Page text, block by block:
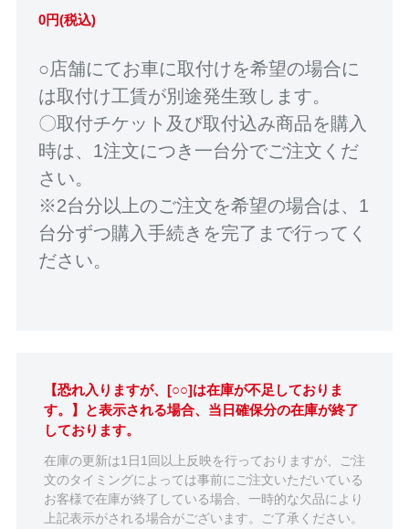
0円(税込)
○店舗にてお車に取付けを希望の場合に
は取付け工賃が別途発生致します。
〇取付チケット及び取付込み商品を購入
時は、1注文につき一台分でご注文くだ
さい。
※2台分以上のご注文を希望の場合は、1
台分ずつ購入手続きを完了まで行ってく
ださい。
【恐れ入りますが、[○○]は在庫が不足しておりま
す。】と表示される場合、当日確保分の在庫が終了
しております。
在庫の更新は1日1回以上反映を行っておりますが、ご注
文のタイミングによっては事前にご注文いただいている
お客様で在庫が終了している場合、一時的な欠品により
上記表示がされる場合がございます。ご了承ください。